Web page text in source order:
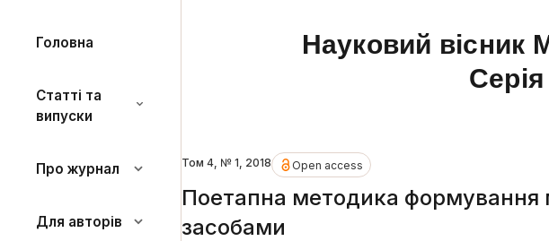
Головна
Статті та
випуски
Про журнал
Для авторів
Науковий вісник
Том 4, № 1, 2018 Open access
Поетапна методика формування
засобами